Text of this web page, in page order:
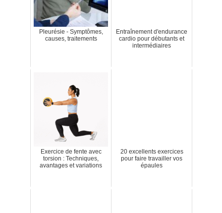
Pleurésie - Symptômes,
causes, traitements
Entraînement d'endurance
cardio pour débutants et
intermédiaires
Exercice de fente avec
torsion : Techniques,
avantages et variations
20 excellents exercices
pour faire travailler vos
épaules